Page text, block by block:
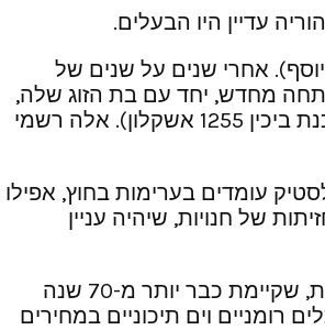
עדיין היו הבעלים.
אחרי שנים על שנים של
מחדש, יחד עם בת הזוג שלה,
דפי רוטנברג, את מסעדת הניצחון במיקום אחר, בגרסה קצת שונה ועם שם אחר, מעצים: “מסעדת הניצחון של חני” (המסעדה שוכנת ביכין 1255 אשקלון). אלה רשמי
עומדים בערימות בחוץ, אפילו
של חנויות, שיהיה עניין
בין חנויות הטכסטיל ומזללות השווארמה, בין הטבונים בשקל וערמות הפסולת הצלחנו למצוא אבן יקרה ונוצצת. מסעדה לא יומרנית, שקיימת כבר יותר מ-70 שנה
וים תיכוניים במחירים